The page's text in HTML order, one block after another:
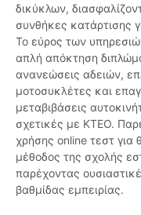
δικύκλων,
συνθήκες κατάρτισης
Το εύρος των
απλή απόκτηση
ανανεώσεις αδειών,
μοτοσυκλέτες και
μεταβιβάσεις
σχετικές με ΚΤΕΟ.
χρήσης online τεστ για
μέθοδος της σχολής
παρέχοντας
βαθμίδας εμπειρίας.